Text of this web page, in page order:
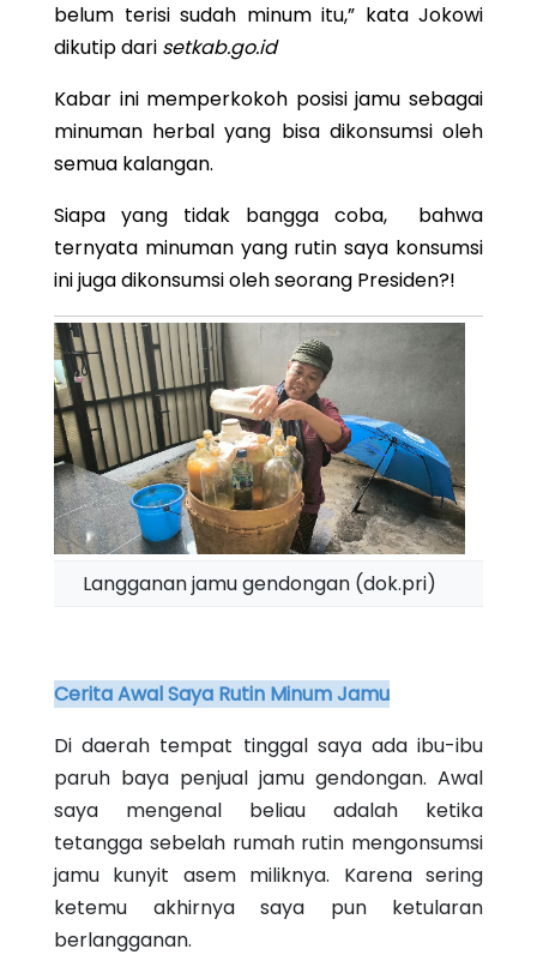
belum terisi sudah minum itu,” kata Jokowi
dikutip dari setkab.go.id
Kabar ini memperkokoh posisi jamu sebagai
minuman herbal yang bisa dikonsumsi oleh
semua kalangan.
Siapa yang tidak bangga coba, bahwa
ternyata minuman yang rutin saya konsumsi
ini juga dikonsumsi oleh seorang Presiden?!
Langganan jamu gendongan (dok.pri)
Cerita Awal Saya Rutin Minum Jamu
Di daerah tempat tinggal saya ada ibu-ibu
paruh baya penjual jamu gendongan. Awal
saya mengenal beliau adalah ketika
tetangga sebelah rumah rutin mengonsumsi
jamu kunyit asem miliknya. Karena sering
ketemu akhirnya saya pun ketularan
berlangganan.